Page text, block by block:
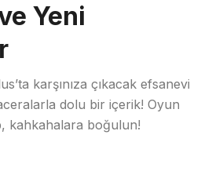
Yeni
karşınıza çıkacak efsanevi
dolu bir içerik! Oyun
kahkahalara boğulun!